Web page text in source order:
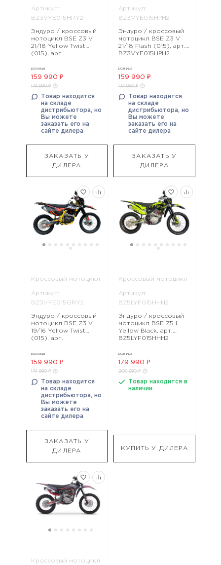
Артикул:
BZ3VYE015HRY2
Эндуро / кроссовый
мотоцикл BSE Z3 V
21/18 Yellow Twist
(015), арт.
розница
159 990 ₽
174 990 ₽
Товар находится
на складе
дистрибьютора, но
Вы можете
заказать его на
сайте дилера
ЗАКАЗАТЬ У
ДИЛЕРА
Артикул:
BZ3VYE015HPH2
Эндуро / кроссовый
мотоцикл BSE Z3 V
21/18 Flash (015), арт.
BZ3VYE015HPH2
розница
159 990 ₽
174 990 ₽
Товар находится
на складе
дистрибьютора, но
Вы можете
заказать его на
сайте дилера
ЗАКАЗАТЬ У
ДИЛЕРА
Кроссовый мотоцикл
Артикул:
BZ3VYE015GRY2
Эндуро / кроссовый
мотоцикл BSE Z3 V
19/16 Yellow Twist
(015), арт.
розница
159 990 ₽
174 990 ₽
Товар находится
на складе
дистрибьютора, но
Вы можете
заказать его на
сайте дилера
ЗАКАЗАТЬ У
ДИЛЕРА
Кроссовый мотоцикл
Артикул:
BZ5LYF015HHH2
Эндуро / кроссовый
мотоцикл BSE Z5 L
Yellow Black, арт.
BZ5LYF015HHH2
розница
179 990 ₽
200 990 ₽
Товар находится в
наличии
КУПИТЬ У ДИЛЕРА
Кроссовый мотоцикл